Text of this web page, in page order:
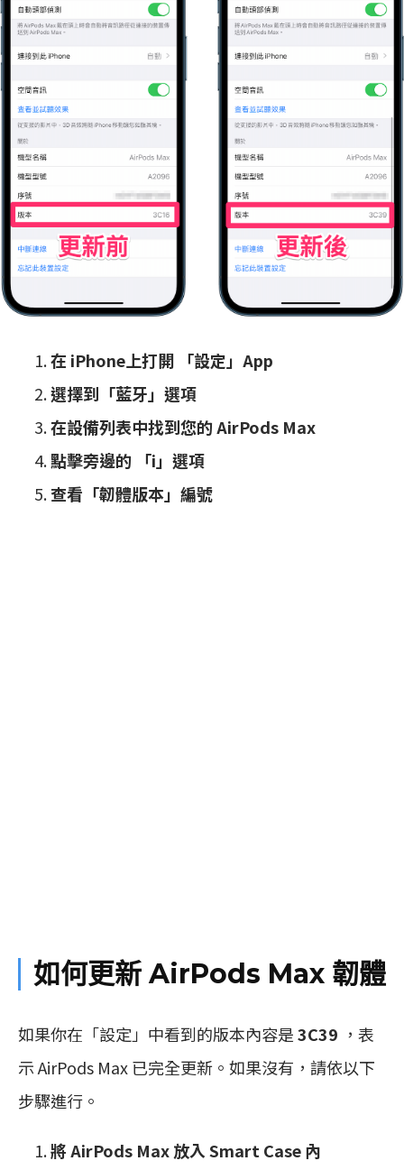
在 iPhone上打開 「設定」App
選擇到「藍牙」選項
在設備列表中找到您的 AirPods Max
點擊旁邊的 「i」選項
查看「韌體版本」編號
如何更新 AirPods Max 韌體
如果你在「設定」中看到的版本內容是3C39 ，表
示 AirPods Max 已完全更新。如果沒有，請依以下
步驟進行。
將 AirPods Max 放入 Smart Case 內